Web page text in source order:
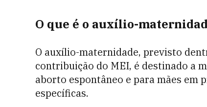
O que é o auxílio-
O auxílio-maternidade, previsto
contribuição do MEI, é destinado a
aborto espontâneo e para mães em
específicas.